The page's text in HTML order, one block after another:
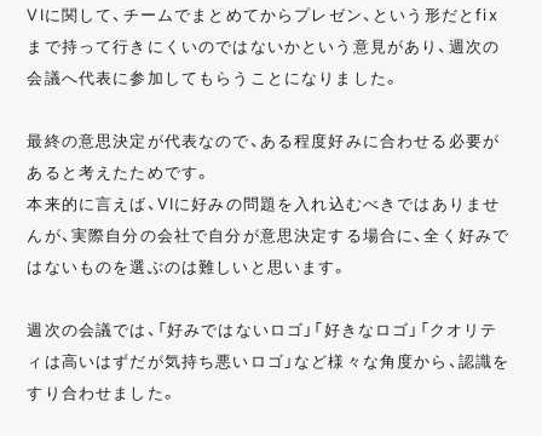
VIに関して、チームでまとめてからプレゼン、という形だとfix
まで持って行きにくいのではないかという意見があり、週次の
会議へ代表に参加してもらうことになりました。
最終の意思決定が代表なので、ある程度好みに合わせる必要が
あると考えたためです。
本来的に言えば、VIに好みの問題を入れ込むべきではありませ
んが、実際自分の会社で自分が意思決定する場合に、全く好みで
はないものを選ぶのは難しいと思います。
週次の会議では、「好みではないロゴ」「好きなロゴ」「クオリテ
ィは高いはずだが気持ち悪いロゴ」など様々な角度から、認識を
すり合わせました。